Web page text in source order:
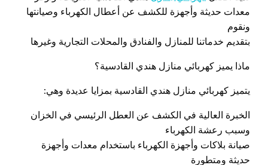
معدات حديثة وأجهزة للكشف عن أعطال الكهرباء وصيانتها
ونقوم
بتقديم خدماتنا للمنازل والفنادق والمحلات التجارية وغيرها
ماذا يميز كهربائي منازل هندي القادسية؟
يتميز كهربائي منازل هندي القادسية بمزايا عديدة وهي:
الخبرة العالية في الكشف عن العطل الرئيسي في الخزان
وسبب رعشة الكهرباء
صيانة بلاكات وأجهزة الكهرباء باستخدام معدات وأجهزة
حديثة ومتطورة